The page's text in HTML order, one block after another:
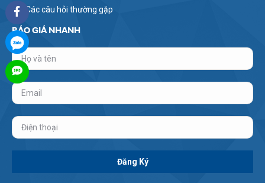
Các câu hỏi thường gặp
BÁO GIÁ NHANH